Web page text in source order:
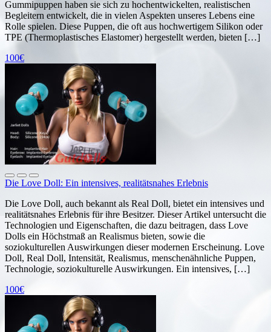
Gummipuppen haben sie sich zu hochentwickelten, realistischen
Begleitern entwickelt, die in vielen Aspekten unseres Lebens eine
Rolle spielen. Diese Puppen, die oft aus hochwertigem Silikon oder
TPE (Thermoplastisches Elastomer) hergestellt werden, bieten […]
100€
Die Love Doll: Ein intensives, realitätsnahes Erlebnis
Die Love Doll, auch bekannt als Real Doll, bietet ein intensives und
realitätsnahes Erlebnis für ihre Besitzer. Dieser Artikel untersucht die
Technologien und Eigenschaften, die dazu beitragen, dass Love
Dolls ein Höchstmaß an Realismus bieten, sowie die
soziokulturellen Auswirkungen dieser modernen Erscheinung. Love
Doll, Real Doll, Intensität, Realismus, menschenähnliche Puppen,
Technologie, soziokulturelle Auswirkungen. Ein intensives, […]
100€